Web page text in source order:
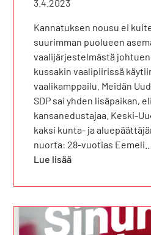
3.4.2023
Kannatuksen nousu ei
suurimman puolueen
vaalijärjestelmästä
kussakin vaalipiirissä
vaalikamppailu. Meidän
SDP sai yhden lisäpaikan,
kansanedustajaa. Keski-
kaksi kunta- ja
nuorta: 28-vuotias Eemeli…
Lue lisää